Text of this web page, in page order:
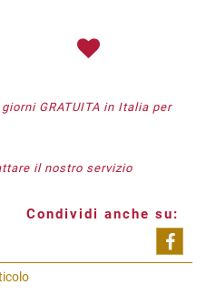
GRATUITA in Italia per
il nostro servizio
Condividi anche su: